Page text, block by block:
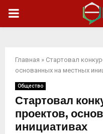
ОСНОВНОЕ
Главная » Стартовал
основанных на местных
Общество
Стартовал
проектов,
инициативах